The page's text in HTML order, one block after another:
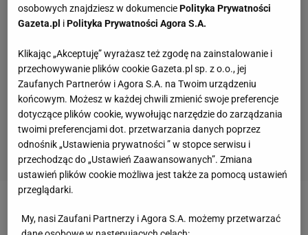
Zobacz wideo Marcin Gortat o kolejnej edycji Wielki
Mecz Gortat Team vs NATO Team. "Pojawi się wiele
osobowych znajdziesz w dokumenciePolityka Prywatności
Gazeta.pl iPolityka Prywatności Agora S.A.
Klikając „Akceptuję” wyrażasz też zgodę na zainstalowanie i
przechowywanie plików cookie Gazeta.pl sp. z o.o., jej
Zaufanych Partnerów i Agora S.A. na Twoim urządzeniu
końcowym. Możesz w każdej chwili zmienić swoje preferencje
dotyczące plików cookie, wywołując narzędzie do zarządzania
twoimi preferencjami dot. przetwarzania danych poprzez
odnośnik „Ustawienia prywatności ” w stopce serwisu i
przechodząc do „Ustawień Zaawansowanych”. Zmiana
ustawień plików cookie możliwa jest także za pomocą ustawień
przeglądarki.
My, nasi Zaufani Partnerzy i Agora S.A. możemy przetwarzać